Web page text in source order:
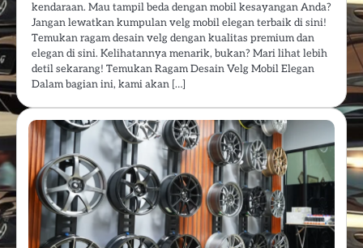
kendaraan. Mau tampil beda dengan mobil kesayangan Anda?
Jangan lewatkan kumpulan velg mobil elegan terbaik di sini!
Temukan ragam desain velg dengan kualitas premium dan
elegan di sini. Kelihatannya menarik, bukan? Mari lihat lebih
detil sekarang! Temukan Ragam Desain Velg Mobil Elegan
Dalam bagian ini, kami akan […]